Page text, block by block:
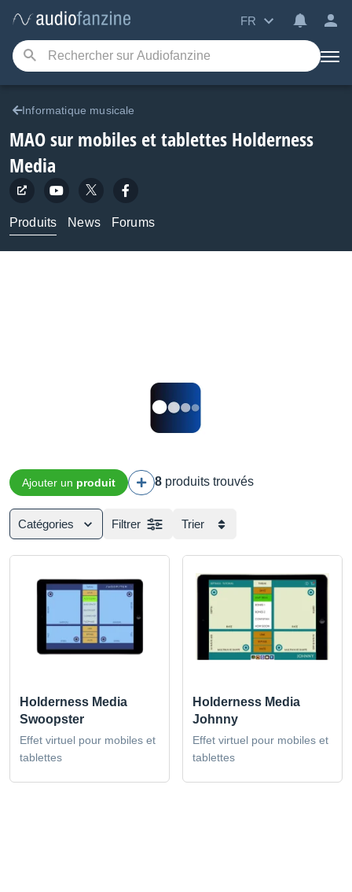
FR
Informatique musicale
MAO sur mobiles et tablettes Holderness
Media
Produits News Forums
Ajouter un produit 8 produits trouvés
Catégories Filtrer Trier
Holderness Media
Swoopster
Effet virtuel pour mobiles et
tablettes
Holderness Media
Johnny
Effet virtuel pour mobiles et
tablettes